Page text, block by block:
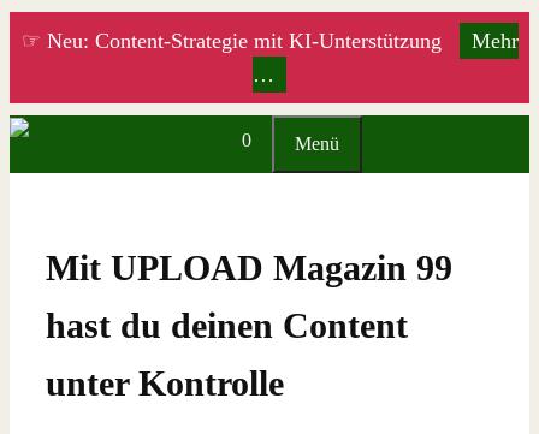
Zum
☞ Neu: Content-Strategie mit KI-Unterstützung
Mehr
…
0 Menü
Mit UPLOAD Magazin 99
hast du deinen Content
unter Kontrolle